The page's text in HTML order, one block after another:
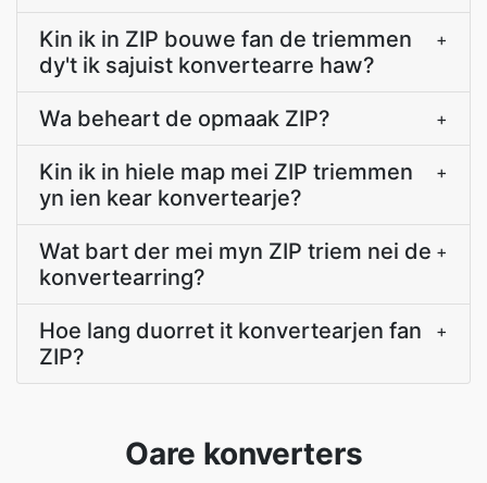
Kin ik in ZIP bouwe fan de triemmen
dy't ik sajuist konvertearre haw?
+
Wa beheart de opmaak ZIP? +
Kin ik in hiele map mei ZIP triemmen
yn ien kear konvertearje?
+
Wat bart der mei myn ZIP triem nei de
konvertearring?
+
Hoe lang duorret it konvertearjen fan
ZIP?
+
Oare konverters